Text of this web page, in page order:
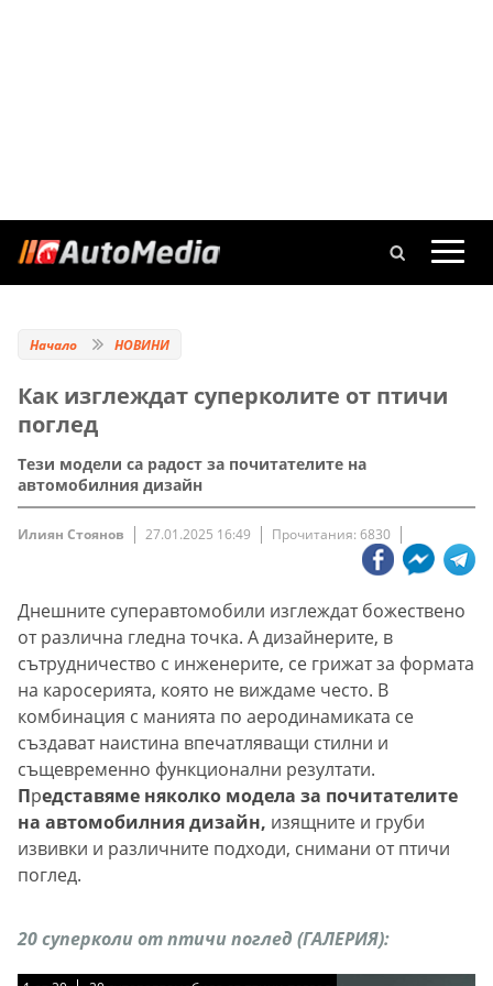
Начало НОВИНИ
Как изглеждат суперколите от птичи
поглед
Тези модели са радост за почитателите на
автомобилния дизайн
Илиян Стоянов 27.01.2025 16:49 Прочитания: 6830
Днешните суперавтомобили изглеждат божествено
от различна гледна точка. А дизайнерите, в
сътрудничество с инженерите, се грижат за формата
на каросерията, която не виждаме често. В
комбинация с манията по аеродинамиката се
създават наистина впечатляващи стилни и
същевременно функционални резултати.
Представяме няколко модела за почитателите
на автомобилния дизайн, изящните и груби
извивки и различните подходи, снимани от птичи
поглед.
20 суперколи от птичи поглед (ГАЛЕРИЯ):